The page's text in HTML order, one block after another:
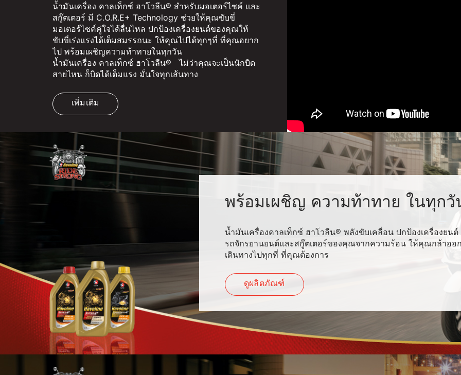
น้ำมันเครื่อง คาลเท็กซ์ ฮาโวลีน® สำหรับมอเตอร์ไซค์ และ
สกู๊ตเตอร์ มี C.O.R.E+ Technology ช่วยให้คุณขับขี่
มอเตอร์ไซค์คู่ใจได้ลื่นไหล ปกป้องเครื่องยนต์ของคุณให้
ขับขี่เร่งแรงได้เต็มสมรรถนะ ให้คุณไปได้ทุกๆที่ ที่คุณอยาก
ไป พร้อมเผชิญความท้าทายในทุกวัน
น้ำมันเครื่อง คาลเท็กซ์ ฮาโวลีน® ไม่ว่าคุณจะเป็นนักบิด
สายไหน ก็บิดได้เต็มแรง มั่นใจทุกเส้นทาง
เพิ่มเติม
พร้อมเผชิญ ความท้าทาย ในทุกวั
น้ำมันเครื่องคาลเท็กซ์ ฮาโวลีน® พลังขับเคลื่อน ปกป้องเครื่องยนต์
รถจักรยานยนต์และสกู๊ตเตอร์ของคุณจากความร้อน ให้คุณกล้าออ
เดินทางไปทุกที่ ที่คุณต้องการ
ดูผลิตภัณฑ์